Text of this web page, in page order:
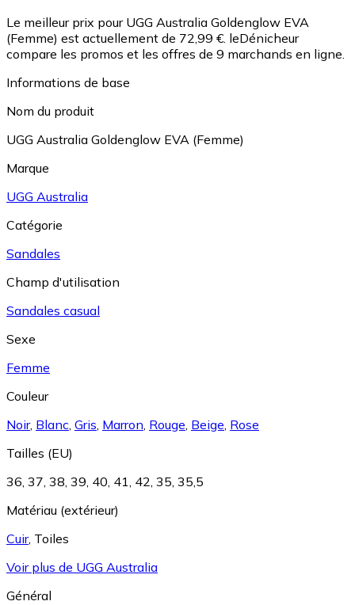
Le meilleur prix pour UGG Australia Goldenglow EVA
(Femme) est actuellement de 72,99 €. leDénicheur
compare les promos et les offres de 9 marchands en ligne.
Informations de base
Nom du produit
UGG Australia Goldenglow EVA (Femme)
Marque
UGG Australia
Catégorie
Sandales
Champ d'utilisation
Sandales casual
Sexe
Femme
Couleur
Noir, Blanc, Gris, Marron, Rouge, Beige, Rose
Tailles (EU)
36, 37, 38, 39, 40, 41, 42, 35, 35,5
Matériau (extérieur)
Cuir, Toiles
Voir plus de UGG Australia
Général